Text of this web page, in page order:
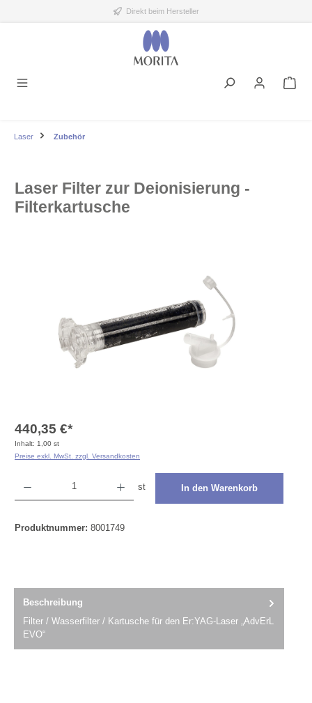
Direkt beim Hersteller
Laser Zubehör
Laser Filter zur Deionisierung -
Filterkartusche
440,35 €*
Inhalt: 1,00 st
Preise exkl. MwSt. zzgl. Versandkosten
st In den Warenkorb
Produktnummer: 8001749
Beschreibung
Filter / Wasserfilter / Kartusche für den Er:YAG-Laser „AdvErL
EVO“